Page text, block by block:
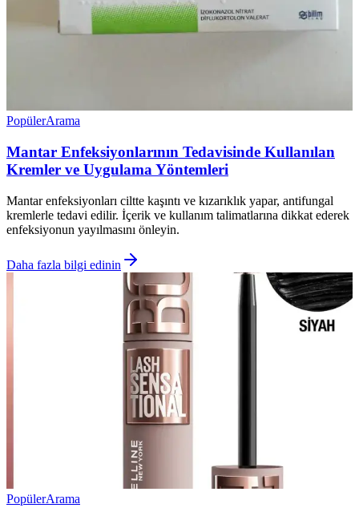
PopülerArama
Mantar Enfeksiyonlarının Tedavisinde Kullanılan
Kremler ve Uygulama Yöntemleri
Mantar enfeksiyonları ciltte kaşıntı ve kızarıklık yapar, antifungal
kremlerle tedavi edilir. İçerik ve kullanım talimatlarına dikkat ederek
enfeksiyonun yayılmasını önleyin.
Daha fazla bilgi edinin
PopülerArama